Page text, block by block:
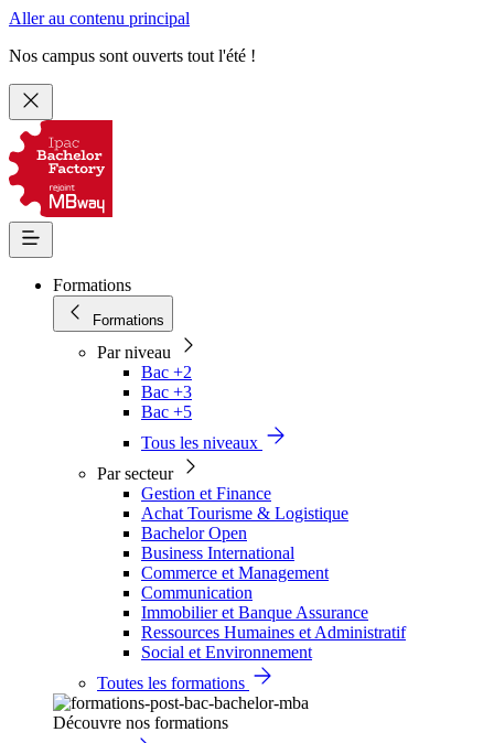
Aller au contenu principal
Nos campus sont ouverts tout l'été !
Formations
Formations
Par niveau
Bac +2
Bac +3
Bac +5
Tous les niveaux
Par secteur
Gestion et Finance
Achat Tourisme & Logistique
Bachelor Open
Business International
Commerce et Management
Communication
Immobilier et Banque Assurance
Ressources Humaines et Administratif
Social et Environnement
Toutes les formations
Découvre nos formations